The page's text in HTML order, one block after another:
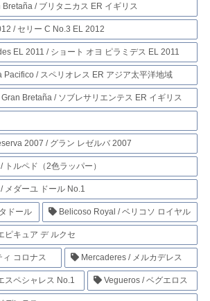
/ ブリタニカス ER イギリス
/ セリー C No.3 EL 2012
EL 2011 / ショート オヨ ピラミデス EL 2011
Pacifico / スペリオレス ER アジア太平洋地域
Bretaña / ソブレサリエンテス ER イギリス
2007 / グラン レゼルバ 2007
ルペド（2色ラッパー）
メダーユ ドール No.1
ドール Belicoso Royal / ベリコソ ロイヤル
ピキュア デ ルクセ
コロナス Mercaderes / メルカデレス
スペシャレス No.1 Vegueros / ベグエロス